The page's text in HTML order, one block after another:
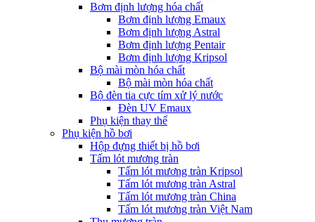
Bơm định lượng hóa chất
Bơm định lượng Emaux
Bơm định lượng Astral
Bơm định lượng Pentair
Bơm định lượng Kripsol
Bộ mài mòn hóa chất
Bộ mài mòn hóa chất
Bộ đèn tia cực tím xử lý nước
Đèn UV Emaux
Phụ kiện thay thế
Phụ kiện hồ bơi
Hộp đựng thiết bị hồ bơi
Tấm lót mương tràn
Tấm lót mương tràn Kripsol
Tấm lót mương tràn Astral
Tấm lót mương tràn China
Tấm lót mương tràn Việt Nam